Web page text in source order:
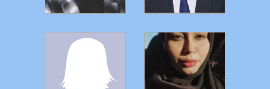
التفاصيل التفاصيل